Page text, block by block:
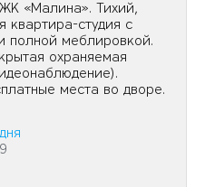
«Малина». Тихий,
квартира-студия с
полной меблировкой.
охраняемая
места во дворе.